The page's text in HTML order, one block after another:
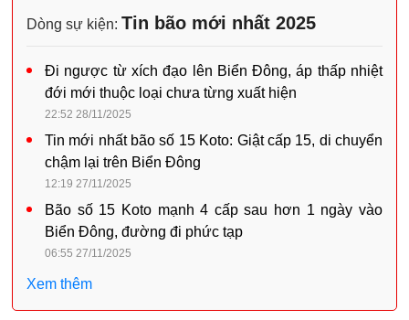
Dòng sự kiện: Tin bão mới nhất 2025
Đi ngược từ xích đạo lên Biển Đông, áp thấp nhiệt
đới mới thuộc loại chưa từng xuất hiện
22:52 28/11/2025
Tin mới nhất bão số 15 Koto: Giật cấp 15, di chuyển
chậm lại trên Biển Đông
12:19 27/11/2025
Bão số 15 Koto mạnh 4 cấp sau hơn 1 ngày vào
Biển Đông, đường đi phức tạp
06:55 27/11/2025
Xem thêm